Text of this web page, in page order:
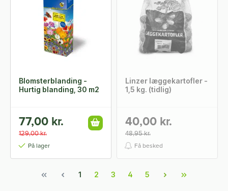
Blomsterblanding -
Hurtig blanding, 30 m2
77,00 kr.
129,00 kr.
På lager
Linzer læggekartofler -
1,5 kg. (tidlig)
40,00 kr.
48,95 kr.
Få besked
1 2 3 4 5